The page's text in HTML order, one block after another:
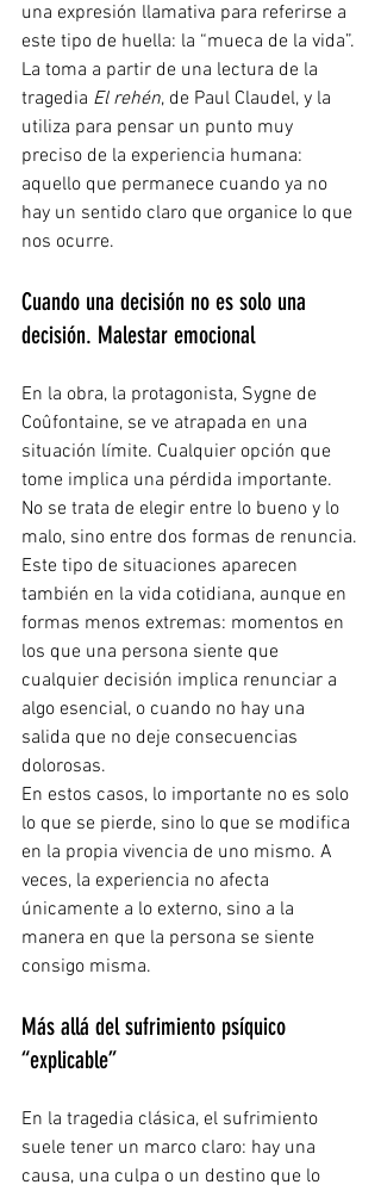
una expresión llamativa para referirse a
este tipo de huella: la “mueca de la vida”.
La toma a partir de una lectura de la
tragedia El rehén, de Paul Claudel, y la
utiliza para pensar un punto muy
preciso de la experiencia humana:
aquello que permanece cuando ya no
hay un sentido claro que organice lo que
nos ocurre.
Cuando una decisión no es solo una
decisión. Malestar emocional
En la obra, la protagonista, Sygne de
Coûfontaine, se ve atrapada en una
situación límite. Cualquier opción que
tome implica una pérdida importante.
No se trata de elegir entre lo bueno y lo
malo, sino entre dos formas de renuncia.
Este tipo de situaciones aparecen
también en la vida cotidiana, aunque en
formas menos extremas: momentos en
los que una persona siente que
cualquier decisión implica renunciar a
algo esencial, o cuando no hay una
salida que no deje consecuencias
dolorosas.
En estos casos, lo importante no es solo
lo que se pierde, sino lo que se modifica
en la propia vivencia de uno mismo. A
veces, la experiencia no afecta
únicamente a lo externo, sino a la
manera en que la persona se siente
consigo misma.
Más allá del sufrimiento psíquico
“explicable”
En la tragedia clásica, el sufrimiento
suele tener un marco claro: hay una
causa, una culpa o un destino que lo